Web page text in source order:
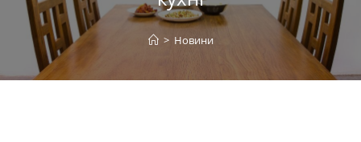
> Новини